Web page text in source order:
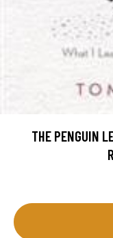
THE PENGUIN